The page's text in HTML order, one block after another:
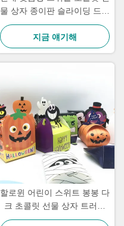
물 상자 종이판 슬라이딩 드로
이 CMYK 인쇄
지금 얘기해
할로윈 어린이 스위트 봉봉 다
크 초콜릿 선물 상자 트러플
상자 대량 포장